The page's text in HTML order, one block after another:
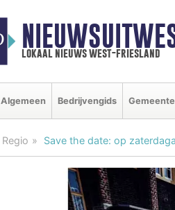
lokaal nieuws west-friesland
Algemeen Bedrijvengids Gemeente
Regio Save the date: op